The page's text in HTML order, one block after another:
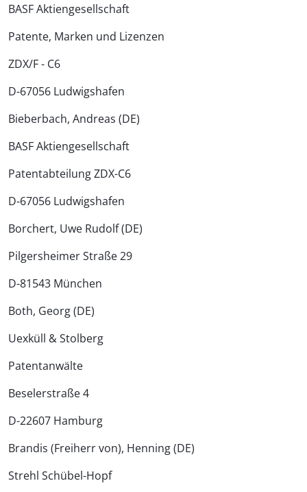
BASF Aktiengesellschaft
Patente, Marken und Lizenzen
ZDX/F - C6
D-67056 Ludwigshafen
Bieberbach, Andreas (DE)
BASF Aktiengesellschaft
Patentabteilung ZDX-C6
D-67056 Ludwigshafen
Borchert, Uwe Rudolf (DE)
Pilgersheimer Straße 29
D-81543 München
Both, Georg (DE)
Uexküll & Stolberg
Patentanwälte
Beselerstraße 4
D-22607 Hamburg
Brandis (Freiherr von), Henning (DE)
Strehl Schübel-Hopf